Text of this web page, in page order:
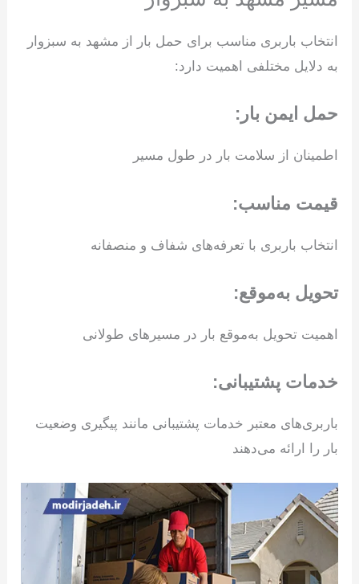
انتخاب باربری مناسب برای حمل بار از مشهد به سبزوار
به دلایل مختلفی اهمیت دارد:
حمل ایمن بار:
اطمینان از سلامت بار در طول مسیر
قیمت مناسب:
انتخاب باربری با تعرفه‌های شفاف و منصفانه
تحویل به‌موقع:
اهمیت تحویل به‌موقع بار در مسیرهای طولانی
خدمات پشتیبانی:
باربری‌های معتبر خدمات پشتیبانی مانند پیگیری وضعیت
بار را ارائه می‌دهند